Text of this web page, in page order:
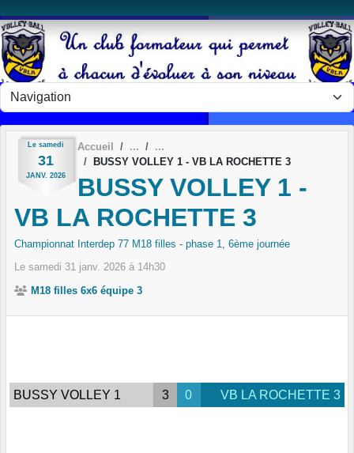
Le samedi
31
JANV. 2026
Accueil
BUSSY VOLLEY 1 - VB LA ROCHETTE 3
BUSSY VOLLEY 1 -
VB LA ROCHETTE 3
Championnat Interdep 77 M18 filles - phase 1, 6ème journée
Le samedi 31 janv. 2026 à 14h30
M18 filles 6x6 équipe 3
BUSSY VOLLEY 1 3 0 VB LA ROCHETTE 3